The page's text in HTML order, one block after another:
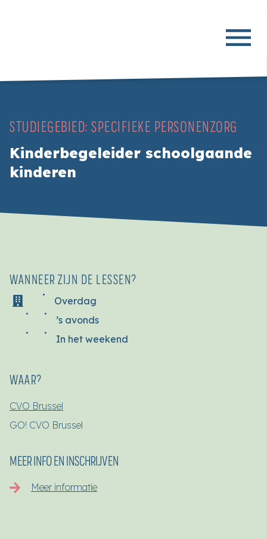
STUDIEGEBIED: SPECIFIEKE PERSONENZORG
Kinderbegeleider schoolgaande
kinderen
WANNEER ZIJN DE LESSEN?
Overdag
’s avonds
In het weekend
WAAR?
CVO Brussel
GO! CVO Brussel
MEER INFO EN INSCHRIJVEN
Meer informatie